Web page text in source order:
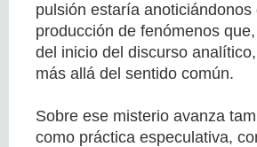
pulsión estaría
producción de fenómenos
del inicio del discurso
más allá del sentido común.
Sobre ese misterio avanza
como práctica especulativa,